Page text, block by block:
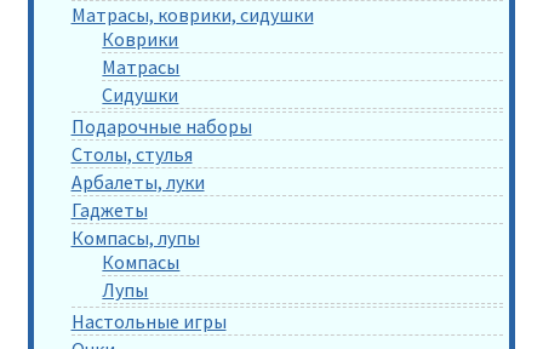
Матрасы, коврики, сидушки
Коврики
Матрасы
Сидушки
Подарочные наборы
Столы, стулья
Арбалеты, луки
Гаджеты
Компасы, лупы
Компасы
Лупы
Настольные игры